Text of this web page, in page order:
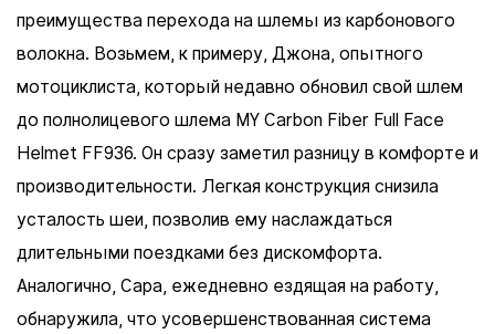
преимущества перехода на шлемы из карбонового
волокна. Возьмем, к примеру, Джона, опытного
мотоциклиста, который недавно обновил свой шлем
до полнолицевого шлема MY Carbon Fiber Full Face
Helmet FF936. Он сразу заметил разницу в комфорте и
производительности. Легкая конструкция снизила
усталость шеи, позволив ему наслаждаться
длительными поездками без дискомфорта.
Аналогично, Сара, ежедневно ездящая на работу,
обнаружила, что усовершенствованная система